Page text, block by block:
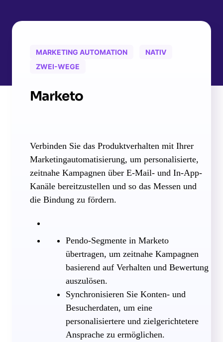
MARKETING AUTOMATION
NATIV
ZWEI-WEGE
Marketo
Verbinden Sie das Produktverhalten mit Ihrer
Marketingautomatisierung, um personalisierte,
zeitnahe Kampagnen über E-Mail- und In-App-
Kanäle bereitzustellen und so das Messen und
die Bindung zu fördern.
Pendo-Segmente in Marketo
übertragen, um zeitnahe Kampagnen
basierend auf Verhalten und Bewertung
auszulösen.
Synchronisieren Sie Konten- und
Besucherdaten, um eine
personalisiertere und zielgerichtetere
Ansprache zu ermöglichen.